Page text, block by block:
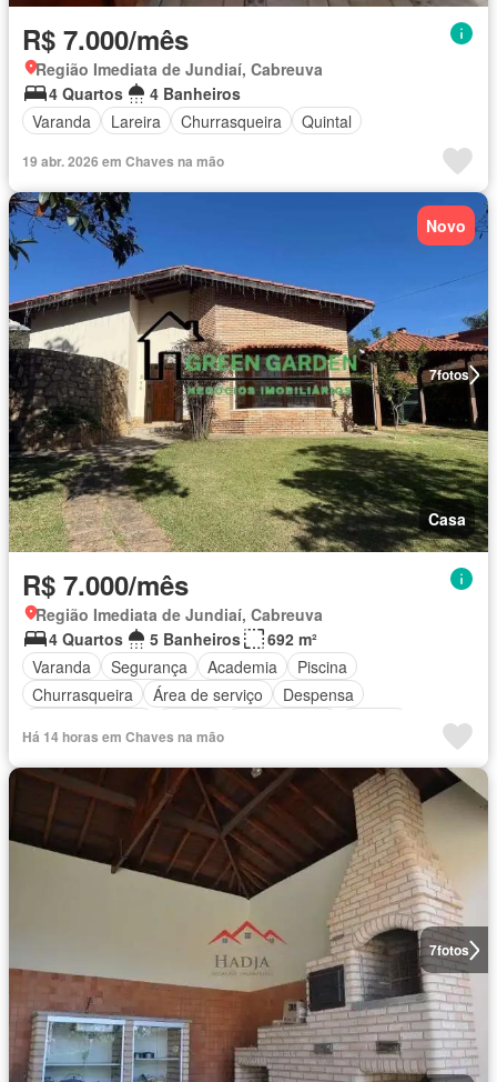
R$ 7.000/mês
Região Imediata de Jundiaí, Cabreuva
4 Quartos
4 Banheiros
Varanda
Lareira Churrasqueira Quintal
19 abr. 2026 em Chaves na mão
7fotos
Novo
Casa
R$ 7.000/mês
Região Imediata de Jundiaí, Cabreuva
4 Quartos
5 Banheiros
692 m²
Varanda
Segurança Academia
Piscina
Churrasqueira
Área de serviço
Despensa
Há 14 horas em Chaves na mão
7fotos